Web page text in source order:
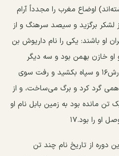
اوضاع مغرب را مجدداً آرام
لشکر برگزید و سیصد سرهنگ و از
او باشند: یکی را نام داریوش بن
دوم کی‌رش‌بن کیکوان۱۵ و او خازن بهمن بود و سه دیگر
احشویرش و چهارم بهرام بن کی‌رش۱۶ و سپاه بکشید و رفت سوی
گرد کرد و برگ می‌ساخت، و از
مانده بود به زمین بابل نام او
او را بود.۱۷
دوره از تاریخ نام چند تن